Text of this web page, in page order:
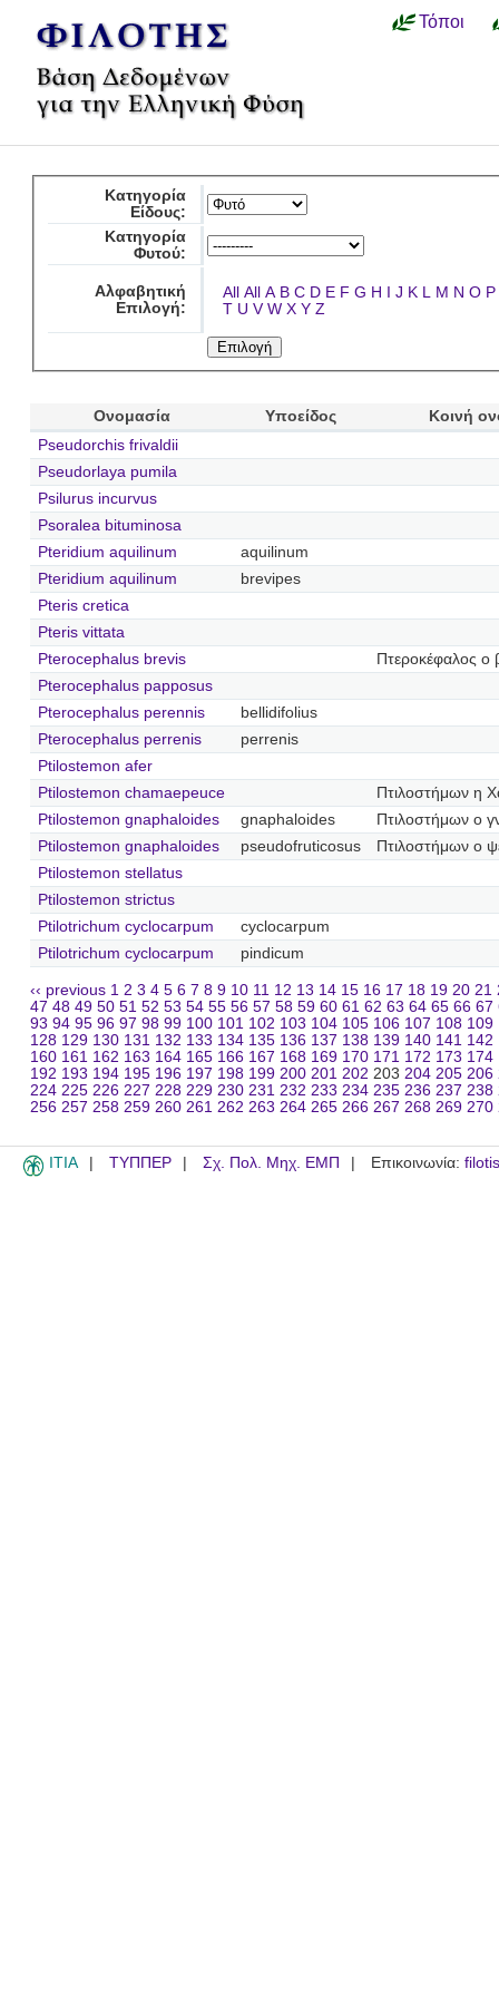
Τόποι
Κατηγορία
Είδους:
Κατηγορία
Φυτού:
Αλφαβητική
Επιλογή:
All All A B C D E F G H I J K L M N O P
T U V W X Y Z
Ονομασία Υποείδος
Κοινή
Pseudorchis frivaldii
Pseudorlaya pumila
Psilurus incurvus
Psoralea bituminosa
Pteridium aquilinum
aquilinum
Pteridium aquilinum
brevipes
Pteris cretica
Pteris vittata
Pterocephalus brevis
Πτεροκέφαλος ο
Pterocephalus papposus
Pterocephalus perennis
bellidifolius
Pterocephalus perrenis
perrenis
Ptilostemon afer
Ptilostemon chamaepeuce
Πτιλοστήμων η
Ptilostemon gnaphaloides
gnaphaloides
Πτιλοστήμων ο
Ptilostemon gnaphaloides
pseudofruticosus
Πτιλοστήμων ο
Ptilostemon stellatus
Ptilostemon strictus
Ptilotrichum cyclocarpum
cyclocarpum
Ptilotrichum cyclocarpum
pindicum
‹‹ previous 1 2 3 4 5 6 7 8 9 10 11 12 13 14 15 16 17 18 19 20 21
47 48 49 50 51 52 53 54 55 56 57 58 59 60 61 62 63 64 65 66 67
93 94 95 96 97 98 99 100 101 102 103 104 105 106 107 108 109
128 129 130 131 132 133 134 135 136 137 138 139 140 141 142
160 161 162 163 164 165 166 167 168 169 170 171 172 173 174
192 193 194 195 196 197 198 199 200 201 202 203 204 205 206
224 225 226 227 228 229 230 231 232 233 234 235 236 237 238
256 257 258 259 260 261 262 263 264 265 266 267 268 269 270
ITIA ΤΥΠΠΕΡ Σχ. Πολ. Μηχ. ΕΜΠ Επικοινωνία: